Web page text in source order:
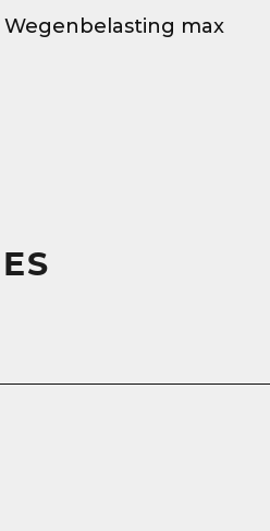
Wegenbelasting max